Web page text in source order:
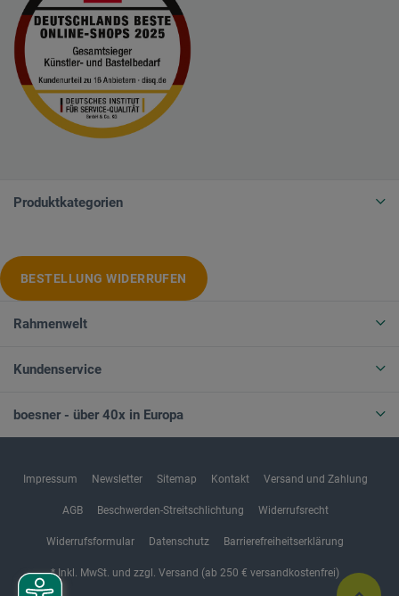
Produktkategorien
BESTELLUNG WIDERRUFEN
Rahmenwelt
Kundenservice
boesner - über 40x in Europa
Impressum Newsletter Sitemap Kontakt Versand und Zahlung
AGB Beschwerden-Streitschlichtung Widerrufsrecht
Widerrufsformular Datenschutz Barrierefreiheitserklärung
* Inkl. MwSt. und zzgl. Versand (ab 250 € versandkostenfrei)